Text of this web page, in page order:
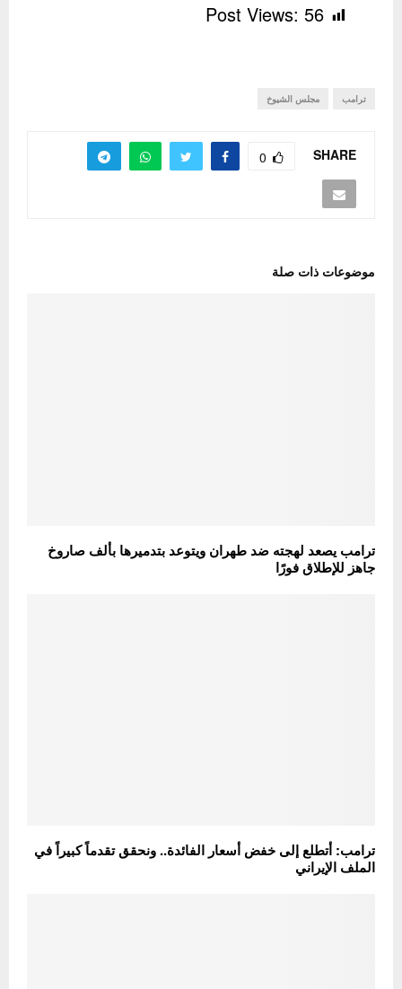
Post Views: 56
ترامب مجلس الشيوخ
SHARE
0
موضوعات ذات صلة
ترامب يصعد لهجته ضد طهران ويتوعد بتدميرها بألف صاروخ
جاهز للإطلاق فورًا
ترامب: أتطلع إلى خفض أسعار الفائدة.. ونحقق تقدماً كبيراً في
الملف الإيراني